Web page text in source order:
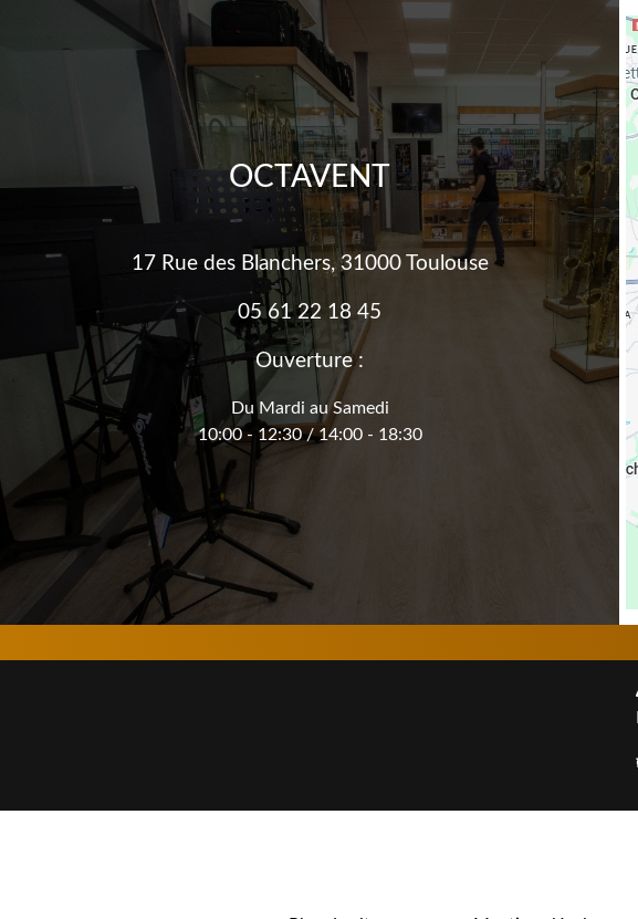
OCTAVENT
17 Rue des Blanchers, 31000 Toulouse
05 61 22 18 45
Ouverture :
Du Mardi au Samedi
10:00 - 12:30 / 14:00 - 18:30